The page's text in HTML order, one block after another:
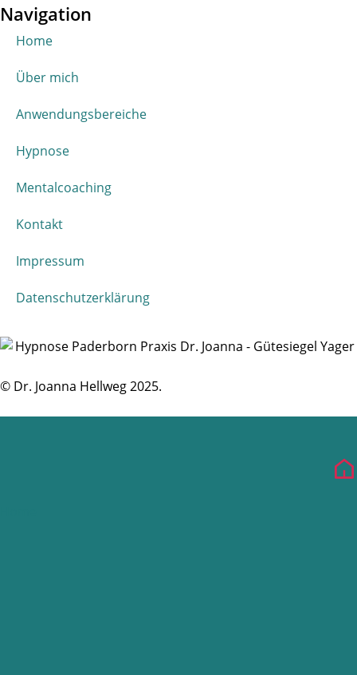
Navigation
Home
Über mich
Anwendungsbereiche
Hypnose
Mentalcoaching
Kontakt
Impressum
Datenschutzerklärung
© Dr. Joanna Hellweg 2025.